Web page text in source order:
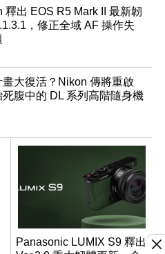
釋出 EOS R5 Mark II 最新韌
，修正全域 AF 操作失
畫大復活？Nikon 傳將重啟
死腹中的 DL 系列高階隨身機
Panasonic LUMIX S9 釋出